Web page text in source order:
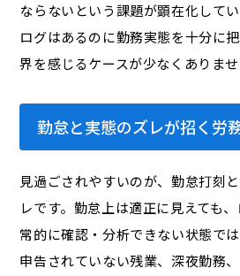
ならないという課題が顕在化してい
ログはあるのに勤務実態を十分に
界を感じるケースが少なくありませ
勤怠と実態のズレが招く労
見過ごされやすいのが、勤怠打刻
レです。勤怠上は適正に見えても
常的に確認・分析できない状態で
申告されていない残業、深夜勤務